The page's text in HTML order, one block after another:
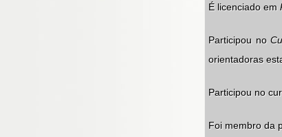
É licenciado em
Participou no
orientadoras
Participou no
Foi membro da